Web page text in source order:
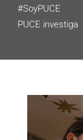
#SoyPUCE
PUCE investiga